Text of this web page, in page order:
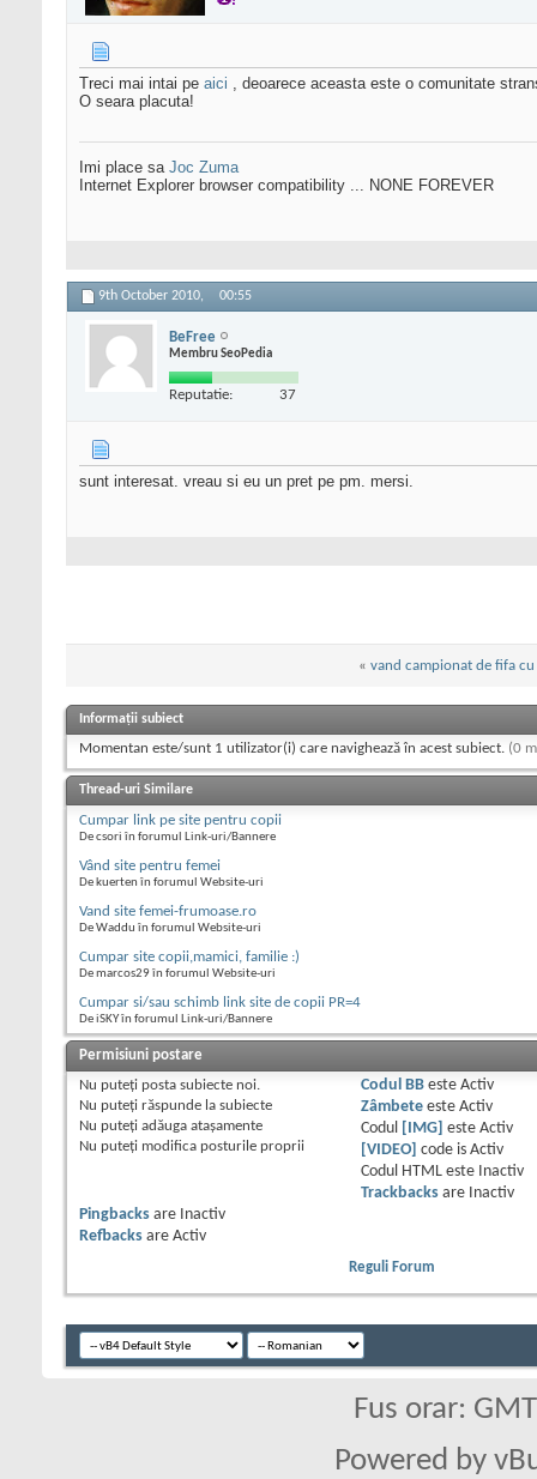
Treci mai intai pe aici , deoarece aceasta este o comunitate
O seara placuta!
Imi place sa Joc Zuma
Internet Explorer browser compatibility ... NONE FOREVER
9th October 2010, 00:55
BeFree
Membru SeoPedia
Reputatie: 37
sunt interesat. vreau si eu un pret pe pm. mersi.
« vand campionat de fifa
Informații subiect
Momentan este/sunt 1 utilizator(i) care navighează în acest subiect. (0
Thread-uri Similare
Cumpar link pe site pentru copii
De csori în forumul Link-uri/Bannere
Vând site pentru femei
De kuerten în forumul Website-uri
Vand site femei-frumoase.ro
De Waddu în forumul Website-uri
Cumpar site copii,mamici, familie :)
De marcos29 în forumul Website-uri
Cumpar si/sau schimb link site de copii PR=4
De iSKY în forumul Link-uri/Bannere
Permisiuni postare
Nu puteţi posta subiecte noi.
Nu puteţi răspunde la subiecte
Nu puteţi adăuga ataşamente
Nu puteţi modifica posturile proprii
Codul BBeste Activ
Zâmbeteeste Activ
Codul
[IMG] este Activ
[VIDEO] code is Activ
Codul HTML este
Inactiv
Trackbacksare
Inactiv
Pingbacks are
Inactiv
Refbacks are Activ
Reguli Forum
Fus orar:
Powered by